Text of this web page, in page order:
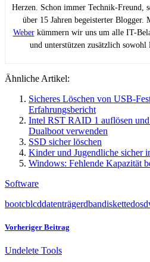
Herzen. Schon immer Technik-Freund,
über 15 Jahren begeisterter Blogger.
Weberkümmern wir uns um alle IT-
und unterstützen zusätzlich sowohl
Ähnliche Artikel:
Sicheres Löschen von USB-
Erfahrungsbericht
Intel RST RAID 1 auflösen
Dualboot verwenden
SSD sicher löschen
Kinder und Jugendliche sicher
Windows: Fehlende Kapazität
Software
bootcblcddatenträgerdbandiskettedos
Vorheriger Beitrag
Undelete Tools